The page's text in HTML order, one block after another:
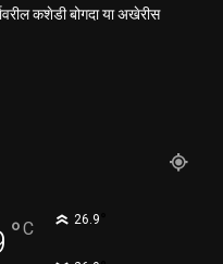
कशेडी बोगदा या अखेरीस
°C 26.9